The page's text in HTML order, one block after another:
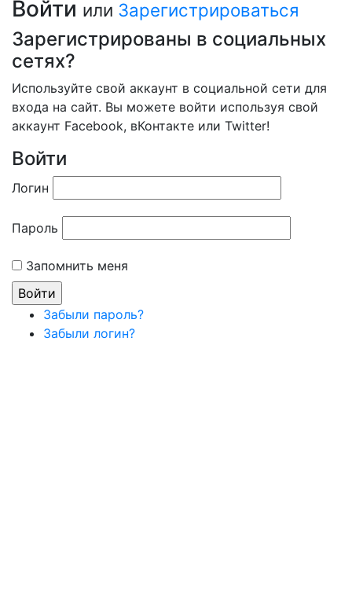
Войти или Зарегистрироваться
Зарегистрированы в социальных
сетях?
Используйте свой аккаунт в социальной сети для
входа на сайт. Вы можете войти используя свой
аккаунт Facebook, вКонтакте или Twitter!
Войти
Логин
Пароль
Запомнить меня
Забыли пароль?
Забыли логин?